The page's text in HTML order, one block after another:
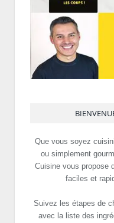
Que vous soyez
ou simplement
Cuisine vous propose
faciles et
Suivez les étapes de
avec la liste des